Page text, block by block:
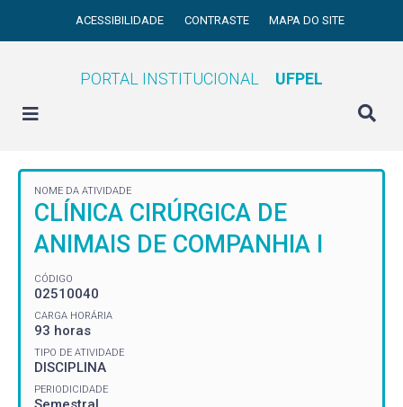
ACESSIBILIDADE CONTRASTE MAPA DO SITE
PORTAL INSTITUCIONAL UFPEL
NOME DA ATIVIDADE
CLÍNICA CIRÚRGICA DE
ANIMAIS DE COMPANHIA I
CÓDIGO
02510040
CARGA HORÁRIA
93 horas
TIPO DE ATIVIDADE
DISCIPLINA
PERIODICIDADE